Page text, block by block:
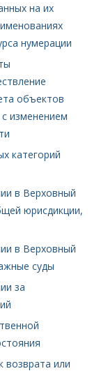
на их
нумерации
объектов
изменением
категорий
в Верховный
юрисдикции,
в Верховный
суды
за
возврата или